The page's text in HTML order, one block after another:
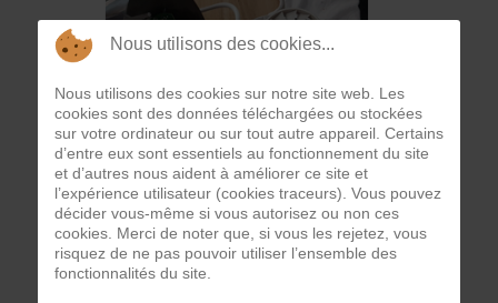
Nous utilisons des cookies...
Nous utilisons des cookies sur notre site web. Les
cookies sont des données téléchargées ou stockées
sur votre ordinateur ou sur tout autre appareil. Certains
d’entre eux sont essentiels au fonctionnement du site
et d’autres nous aident à améliorer ce site et
l’expérience utilisateur (cookies traceurs). Vous pouvez
décider vous-même si vous autorisez ou non ces
cookies. Merci de noter que, si vous les rejetez, vous
risquez de ne pas pouvoir utiliser l’ensemble des
fonctionnalités du site.